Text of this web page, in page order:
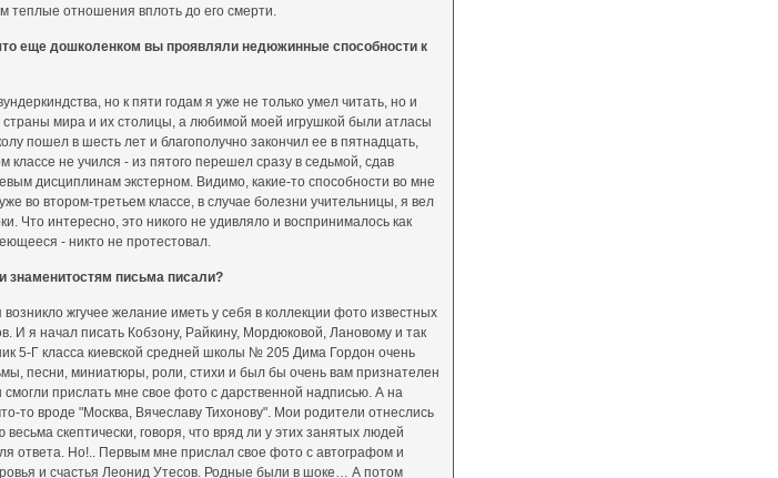
теплые отношения вплоть до его смерти.
еще дошколенком вы проявляли недюжинные способности к
но к пяти годам я уже не только умел читать, но и
страны мира и их столицы, а любимой моей игрушкой были атласы
пошел в шесть лет и благополучно закончил ее в пятнадцать,
классе не учился - из пятого перешел сразу в седьмой, сдав
дисциплинам экстерном. Видимо, какие-то способности во мне
во втором-третьем классе, в случае болезни учительницы, я вел
Что интересно, это никого не удивляло и воспринималось как
- никто не протестовал.
знаменитостям письма писали?
возникло жгучее желание иметь у себя в коллекции фото известных
И я начал писать Кобзону, Райкину, Мордюковой, Лановому и так
5-Г класса киевской средней школы № 205 Дима Гордон очень
песни, миниатюры, роли, стихи и был бы очень вам признателен
смогли прислать мне свое фото с дарственной надписью. А на
то вроде "Москва, Вячеславу Тихонову". Мои родители отнеслись
весьма скептически, говоря, что вряд ли у этих занятых людей
ответа. Но!.. Первым мне прислал свое фото с автографом и
и счастья Леонид Утесов. Родные были в шоке… А потом